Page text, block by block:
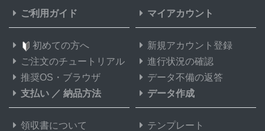
ご利用ガイド
初めての方へ
ご注文のチュートリアル
推奨OS・ブラウザ
マイアカウント
新規アカウント登録
進行状況の確認
データ不備の返答
支払い ／ 納品方法
領収書について
データ作成
テンプレート